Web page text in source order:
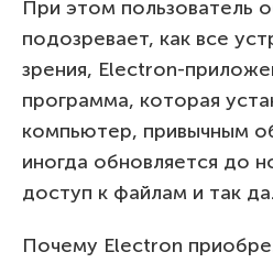
При этом пользователь
подозревает, как все
зрения, Electron-
программа, которая
компьютер, привычным
иногда обновляется до
доступ к файлам и так
Почему Electron